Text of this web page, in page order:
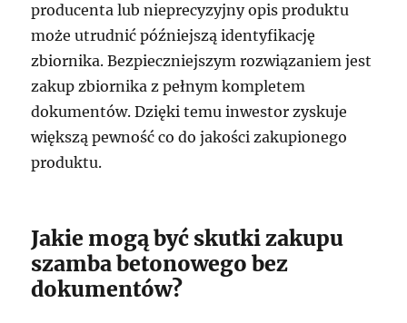
producenta lub nieprecyzyjny opis produktu
może utrudnić późniejszą identyfikację
zbiornika. Bezpieczniejszym rozwiązaniem jest
zakup zbiornika z pełnym kompletem
dokumentów. Dzięki temu inwestor zyskuje
większą pewność co do jakości zakupionego
produktu.
Jakie mogą być skutki zakupu
szamba betonowego bez
dokumentów?